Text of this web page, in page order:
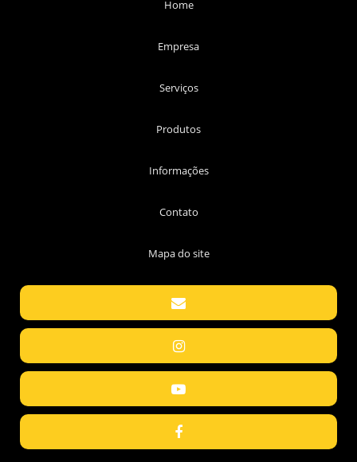
Home
Empresa
Serviços
Produtos
Informações
Contato
Mapa do site